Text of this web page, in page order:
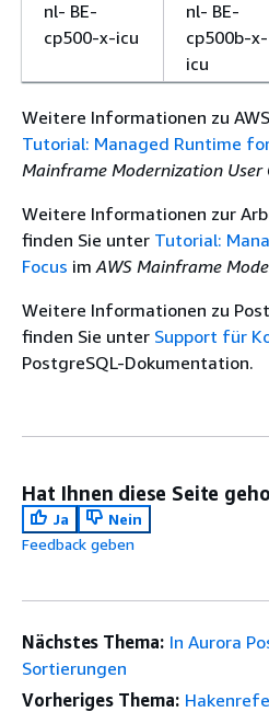
nl- BE-
cp500-x-icu
nl- BE-
cp500b-x-
icu
Weitere Informationen zu
Tutorial: Managed Runtime for
Mainframe Modernization User
Weitere Informationen zur
finden Sie unter Tutorial:
Focus im AWS Mainframe
Weitere Informationen zu
finden Sie unter Support für
PostgreSQL-Dokumentation.
Hat Ihnen diese Seite
Ja
Nein
Feedback geben
Nächstes Thema: In Aurora
Sortierungen
Vorheriges Thema: